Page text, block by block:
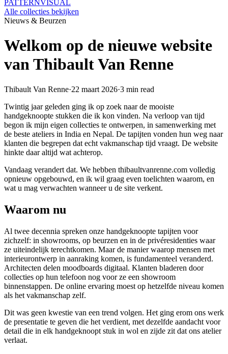
PATTERNVISUAL
Alle collecties bekijken
Nieuws & Beurzen
Welkom op de nieuwe website
van Thibault Van Renne
Thibault Van Renne·22 maart 2026·3 min read
Twintig jaar geleden ging ik op zoek naar de mooiste
handgeknoopte stukken die ik kon vinden. Na verloop van tijd
begon ik mijn eigen collecties te ontwerpen, in samenwerking met
de beste ateliers in India en Nepal. De tapijten vonden hun weg naar
klanten die begrepen dat echt vakmanschap tijd vraagt. De website
hinkte daar altijd wat achterop.
Vandaag verandert dat. We hebben thibaultvanrenne.com volledig
opnieuw opgebouwd, en ik wil graag even toelichten waarom, en
wat u mag verwachten wanneer u de site verkent.
Waarom nu
Al twee decennia spreken onze handgeknoopte tapijten voor
zichzelf: in showrooms, op beurzen en in de privéresidenties waar
ze uiteindelijk terechtkomen. Maar de manier waarop mensen met
interieurontwerp in aanraking komen, is fundamenteel veranderd.
Architecten delen moodboards digitaal. Klanten bladeren door
collecties op hun telefoon nog voor ze een showroom
binnenstappen. De online ervaring moest op hetzelfde niveau komen
als het vakmanschap zelf.
Dit was geen kwestie van een trend volgen. Het ging erom ons werk
de presentatie te geven die het verdient, met dezelfde aandacht voor
detail die in elk handgeknoopt stuk in wol en zijde zit dat ons atelier
verlaat.